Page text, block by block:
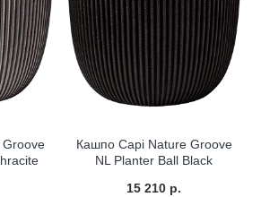
Кашпо Capi Nature Groove
NL Planter Ball Black
15 210 р.